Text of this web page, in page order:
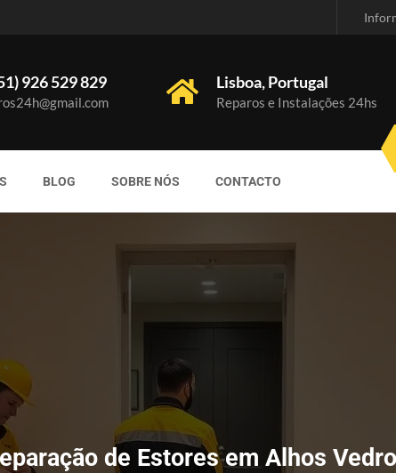
926 529 829 Lisboa, Portugal
Reparos e Instalações 24hs
BLOG SOBRE NÓS CONTACTO
de Estores em Alhos